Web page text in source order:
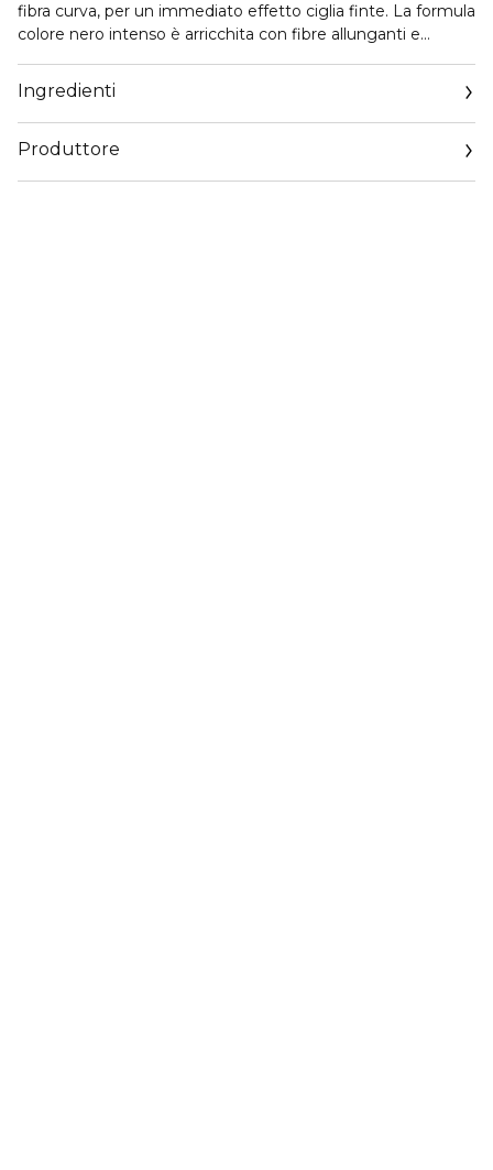
fibra curva, per un immediato effetto ciglia finte. La formula
colore nero intenso è arricchita con fibre allunganti e
Ingredienti
Produttore